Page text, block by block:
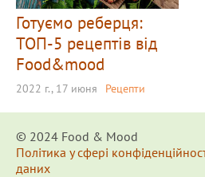
Готуємо реберця:
ТОП-5 рецептів від
Food&mood
2022 г., 17 июня Рецепти
© 2024 Food & Мood
Політика у сфері
даних